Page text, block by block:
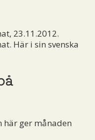
23.11.2012.
Här i sin svenska
här ger månaden